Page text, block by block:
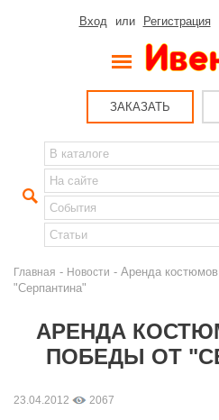
Вход или Регистрация
ЗАКАЗАТЬ
Главная - Новости - Аренда
"Серпантина"
АРЕНДА
ПОБЕДЫ ОТ
23.04.2012 2067